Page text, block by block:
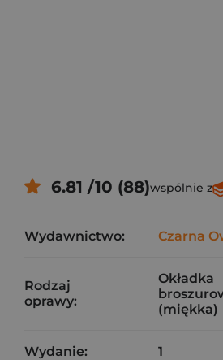
6.81 /10 (88)wspólnie z
Wydawnictwo: Czarna
Rodzaj
oprawy:
Okładka
(miękka)
Wydanie: 1